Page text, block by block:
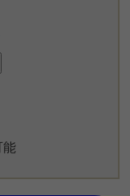
能